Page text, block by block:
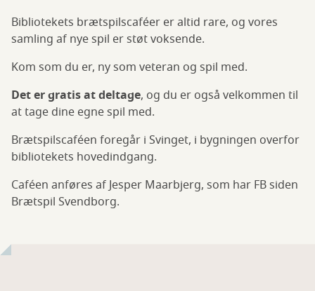
Bibliotekets brætspilscaféer er altid rare, og vores
samling af nye spil er støt voksende.
Kom som du er, ny som veteran og spil med.
Det er gratis at deltage, og du er også velkommen til
at tage dine egne spil med.
Brætspilscaféen foregår i Svinget, i bygningen overfor
bibliotekets hovedindgang.
Caféen anføres af Jesper Maarbjerg, som har FB siden
Brætspil Svendborg.